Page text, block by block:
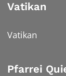
Vatikan
Vatikan
Pfarrei